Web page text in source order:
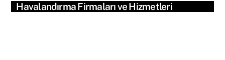
Havalandırma Firmaları ve Hizmetleri